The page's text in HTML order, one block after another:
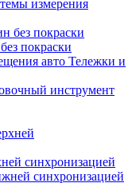
измерения
покраски
Тележки и
инструмент
синхронизацией